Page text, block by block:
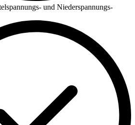
und Niederspannungs-